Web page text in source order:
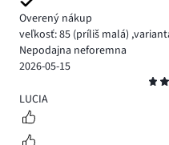
Overený nákup
veľkosť: 85 (príliš malá) ,
Nepodajna neforemna
2026-05-15
5LUCIA